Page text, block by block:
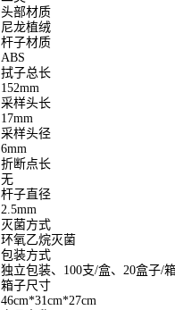
头部材质
尼龙植绒
杆子材质
ABS
拭子总长
152mm
采样头长
17mm
采样头径
6mm
折断点长
无
杆子直径
2.5mm
灭菌方式
环氧乙烷灭菌
包装方式
独立包装、100支/盒、20盒子/
箱子尺寸
46cm*31cm*27cm